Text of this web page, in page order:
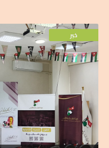
خبر
والفنية في جميع
لاستقبال الحشود الشبابية
لمباراة